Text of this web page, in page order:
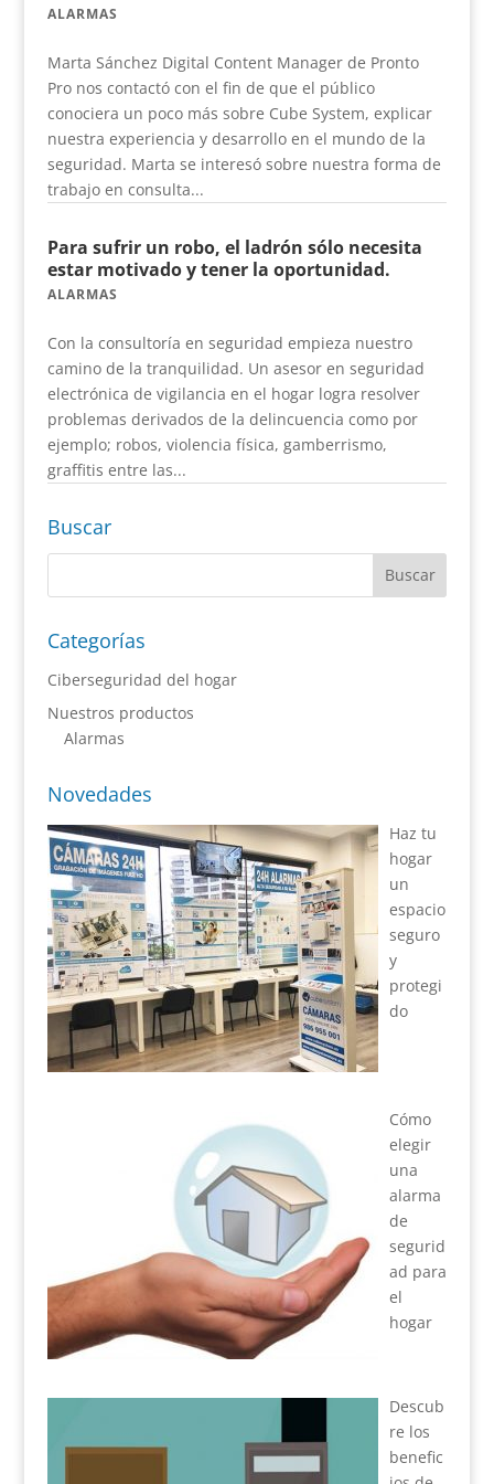
ALARMAS
Marta Sánchez Digital Content Manager de Pronto
Pro nos contactó con el fin de que el público
conociera un poco más sobre Cube System, explicar
nuestra experiencia y desarrollo en el mundo de la
seguridad. Marta se interesó sobre nuestra forma de
trabajo en consulta...
Para sufrir un robo, el ladrón sólo necesita
estar motivado y tener la oportunidad.
ALARMAS
Con la consultoría en seguridad empieza nuestro
camino de la tranquilidad. Un asesor en seguridad
electrónica de vigilancia en el hogar logra resolver
problemas derivados de la delincuencia como por
ejemplo; robos, violencia física, gamberrismo,
graffitis entre las...
Buscar
Categorías
Ciberseguridad del hogar
Nuestros productos
Alarmas
Novedades
Haz tu
hogar
un
espacio
seguro
y
protegi
do
Cómo
elegir
una
alarma
de
segurid
ad para
el
hogar
Descub
re los
benefic